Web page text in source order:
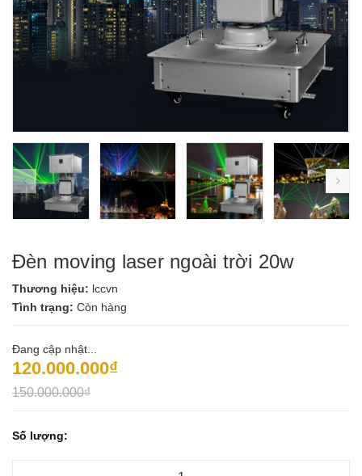
prev
Đèn moving laser ngoài trời 20w
Thương hiệu: lccvn
Tình trạng: Còn hàng
Đang cập nhật...
120.000.000₫
150.000.000₫
Số lượng: